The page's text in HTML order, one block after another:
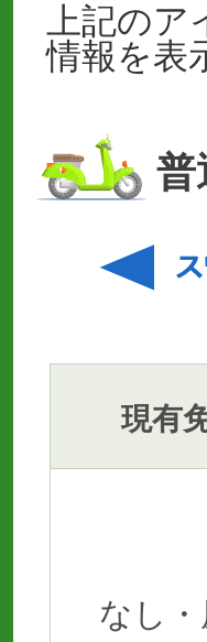
上記の
情報を表
普
現有
なし